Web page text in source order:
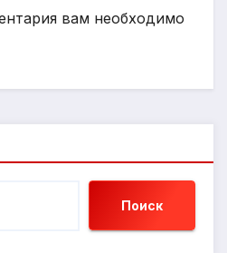
вам необходимо
Поиск